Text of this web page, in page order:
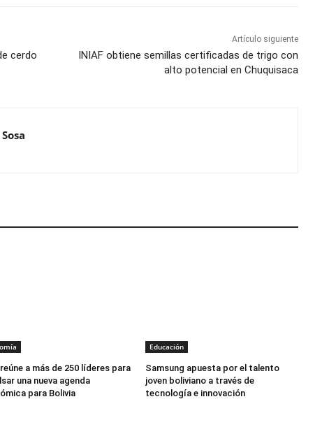
cerdo
Artículo siguiente
INIAF obtiene semillas certificadas de trigo con
alto potencial en Chuquisaca
a más de 250 líderes para
una nueva agenda
para Bolivia
Educación
Samsung apuesta por el talento
joven boliviano a través de
tecnología e innovación